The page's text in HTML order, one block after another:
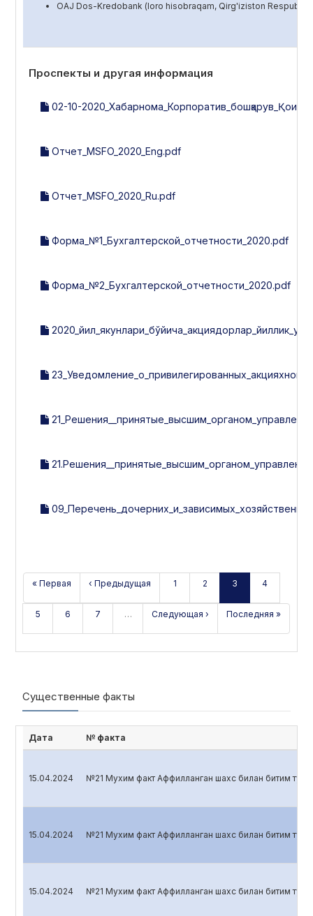
OAJ Dos-Kredobank (loro hisobraqam, Qirg'iziston
Проспекты и другая информация
02-10-
Отчет_MSFO_2020_Eng.pdf
Отчет_MSFO_2020_Ru.pdf
Форма_№1_Бухгалтерской_отчетности_2020.pdf
Форма_№2_Бухгалтерской_отчетности_2020.pdf
« Первая ‹ Предыдущая 1 2 3 4
5 6 7 … Следующая › Последняя »
Существенные факты
Дата № факта
15.04.2024 №21 Мухим факт Аффилланган шахс билан битим
15.04.2024 №21 Мухим факт Аффилланган шахс билан битим
15.04.2024 №21 Мухим факт Аффилланган шахс билан битим